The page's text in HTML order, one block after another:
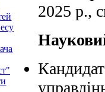
2025 р.,